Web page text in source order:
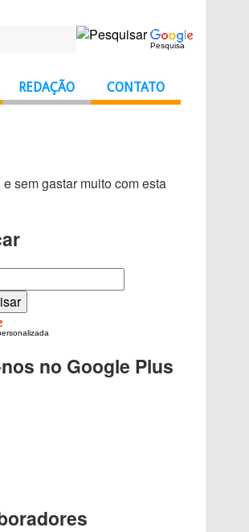
Pesquisa
REDAÇÃO CONTATO
sem gastar muito com esta
no Google Plus